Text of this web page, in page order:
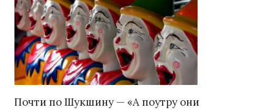
Почти по Шукшину — «А поутру они